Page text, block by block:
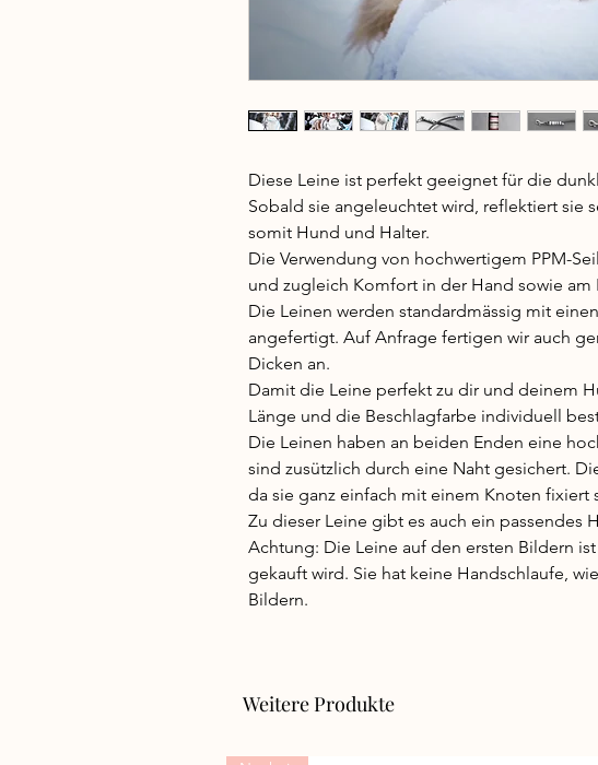
Diese Leine ist perfekt geeignet für die
Sobald sie angeleuchtet wird, reflektiert sie
somit Hund und Halter.
Die Verwendung von hochwertigem PPM-
und zugleich Komfort in der Hand sowie am
Die Leinen werden standardmässig mit
angefertigt. Auf Anfrage fertigen wir auch
Dicken an.
Damit die Leine perfekt zu dir und deinem
Länge und die Beschlagfarbe individuell
Die Leinen haben an beiden Enden eine
sind zusützlich durch eine Naht gesichert.
da sie ganz einfach mit einem Knoten fixiert
Zu dieser Leine gibt es auch ein passendes
Achtung: Die Leine auf den ersten Bildern
gekauft wird. Sie hat keine Handschlaufe,
Bildern.
Weitere Produkte